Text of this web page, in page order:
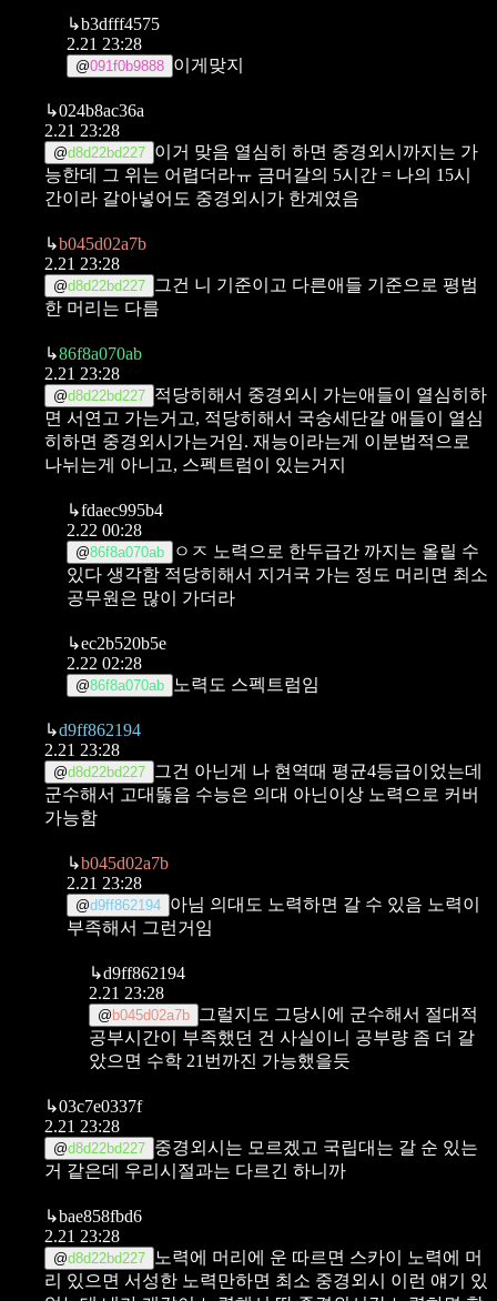
↳b3dfff4575
2.21 23:28
@091f0b9888 이게맞지
↳024b8ac36a
2.21 23:28
@d8d22bd227 이거 맞음 열심히 하면 중경외시까지는 가
능한데 그 위는 어렵더라ㅠ 금머갈의 5시간 = 나의 15시
간이라 갈아넣어도 중경외시가 한계였음
↳b045d02a7b
2.21 23:28
@d8d22bd227
그건 니 기준이고 다른애들 기준으로 평범
한 머리는 다름
↳86f8a070ab
2.21 23:28
@d8d22bd227 적당히해서 중경외시 가는애들이 열심히하
면 서연고 가는거고, 적당히해서 국숭세단갈 애들이 열심
히하면 중경외시가는거임. 재능이라는게 이분법적으로
나뉘는게 아니고, 스펙트럼이 있는거지
↳fdaec995b4
2.22 00:28
@86f8a070ab
ㅇㅈ 노력으로 한두급간 까지는 올릴 수
있다 생각함 적당히해서 지거국 가는 정도 머리면 최소
공무원은 많이 가더라
↳ec2b520b5e
2.22 02:28
@86f8a070ab 노력도 스펙트럼임
↳d9ff862194
2.21 23:28
@d8d22bd227
그건 아닌게 나 현역때 평균4등급이었는데
군수해서 고대뚫음 수능은 의대 아닌이상 노력으로 커버
가능함
↳b045d02a7b
2.21 23:28
@d9ff862194 아님 의대도 노력하면 갈 수 있음 노력이
부족해서 그런거임
↳d9ff862194
2.21 23:28
@ b045d02a7b
그럴지도 그당시에 군수해서 절대적
공부시간이 부족했던 건 사실이니 공부량 좀 더 갈
았으면 수학 21번까진 가능했을듯
↳03c7e0337f
2.21 23:28
@d8d22bd227 중경외시는 모르겠고 국립대는 갈 순 있는
거 같은데 우리시절과는 다르긴 하니까
↳bae858fbd6
2.21 23:28
@d8d22bd227 노력에 머리에 운 따르면 스카이
노력에 머
리 있으면 서성한 노력만하면 최소 중경외시
이런 얘기 있